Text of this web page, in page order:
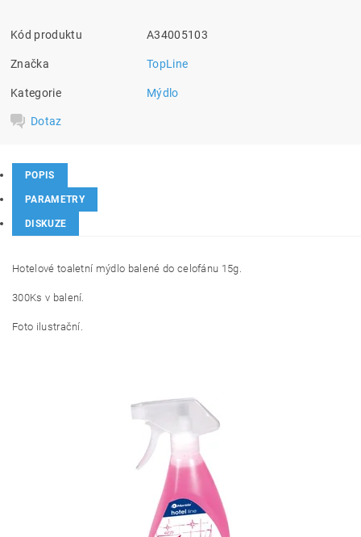
Kód produktu A34005103
Značka TopLine
Kategorie Mýdlo
Dotaz
POPIS
PARAMETRY
DISKUZE
Hotelové toaletní mýdlo balené do celofánu 15g.
300Ks v balení.
Foto ilustrační.